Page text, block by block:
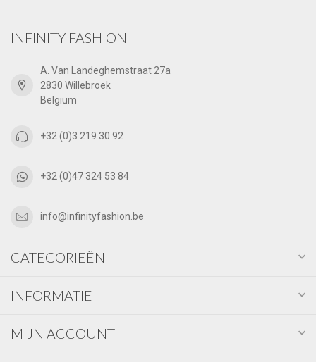
INFINITY FASHION
A. Van Landeghemstraat 27a
2830 Willebroek
Belgium
+32 (0)3 219 30 92
+32 (0)47 324 53 84
info@infinityfashion.be
CATEGORIEËN
INFORMATIE
MIJN ACCOUNT